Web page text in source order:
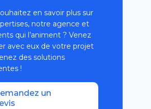
en savoir plus sur
notre agence et
qui l’animent ? Venez
avec eux de votre projet
des solutions
!
un